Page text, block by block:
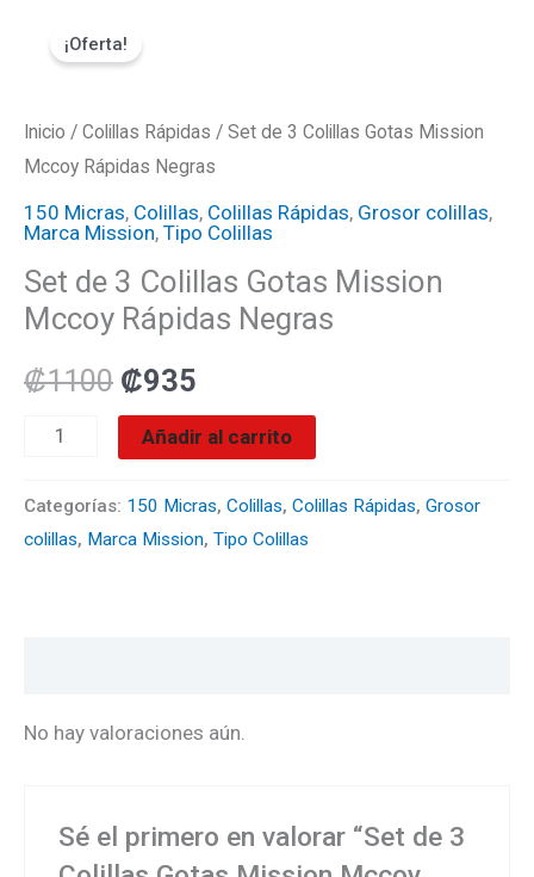
¡Oferta!
Inicio / Colillas Rápidas / Set de 3 Colillas Gotas Mission
Mccoy Rápidas Negras
150 Micras, Colillas, Colillas Rápidas, Grosor colillas,
Marca Mission, Tipo Colillas
Set de 3 Colillas Gotas Mission
Mccoy Rápidas Negras
₡1100
original
₡1100.
₡935
actual
₡935.
Colillas
Gotas
Mission
Mccoy
Rápidas
Negras
Añadir al carrito
Categorías: 150 Micras, Colillas, Colillas Rápidas, Grosor
colillas, Marca Mission, Tipo Colillas
No hay valoraciones aún.
Sé el primero en valorar “Set de 3